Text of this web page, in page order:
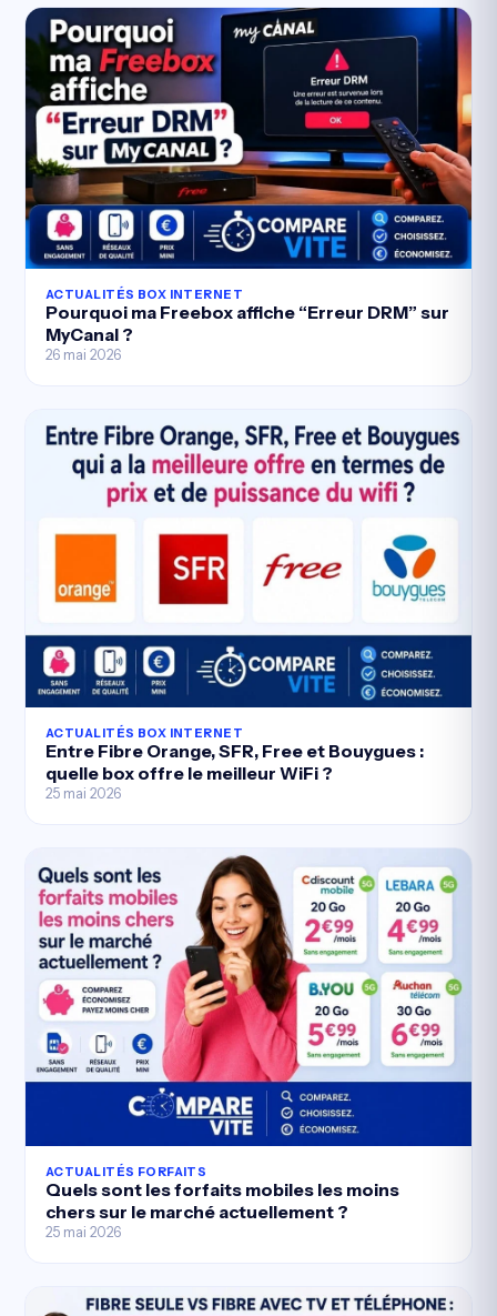
ACTUALITÉS BOX INTERNET
Pourquoi ma Freebox affiche “Erreur DRM” sur
MyCanal ?
26 mai 2026
ACTUALITÉS BOX INTERNET
Entre Fibre Orange, SFR, Free et Bouygues :
quelle box offre le meilleur WiFi ?
25 mai 2026
ACTUALITÉS FORFAITS
Quels sont les forfaits mobiles les moins
chers sur le marché actuellement ?
25 mai 2026